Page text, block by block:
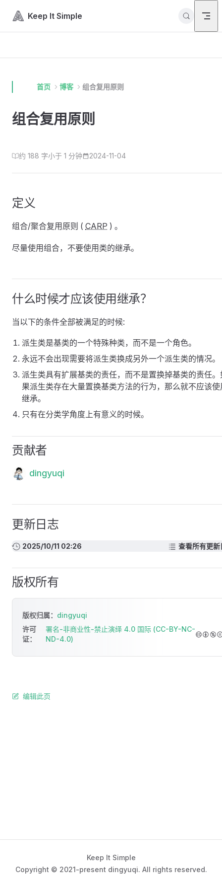
Skip to content
Keep It Simple
首页 博客 组合复用原则
组合复用原则
约 188 字小于 1 分钟 2024-11-04
定义
组合/聚合复用原则 ( CARP ) 。
尽量使用组合，不要使用类的继承。
什么时候才应该使用继承？
当以下的条件全部被满足的时候:
派生类是基类的一个特殊种类，而不是一个角色。
永远不会出现需要将派生类换成另外一个派生类的情况。
派生类具有扩展基类的责任，而不是置换掉基类的责任。
果派生类存在大量置换基类方法的行为，那么就不应该使
继承。
只有在分类学角度上有意义的时候。
贡献者
dingyuqi
更新日志
2025/10/11 02:26 查看所有更新
版权所有
版权归属： dingyuqi
许可
证：
署名-非商业性-禁止演绎 4.0 国际 (CC-BY-NC-
ND-4.0)
编辑此页
Keep It Simple
Copyright © 2021-present dingyuqi. All rights reserved.